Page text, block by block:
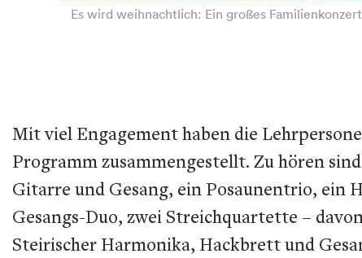
Es wird weihnachtlich: Ein großes
Mit viel Engagement haben die
Programm zusammengestellt. Zu hören
Gitarre und Gesang, ein Posaunentrio,
Gesangs-Duo, zwei Streichquartette –
Steirischer Harmonika, Hackbrett und